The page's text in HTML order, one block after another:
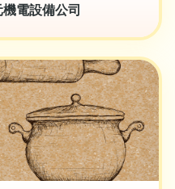
電設備公司